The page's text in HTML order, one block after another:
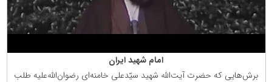
امام شهید ایران
برش‌هایی كه حضرت آیت‌الله شهید سیّدعلی خامنه‌ای رضوان‌الله‌علیه طلب